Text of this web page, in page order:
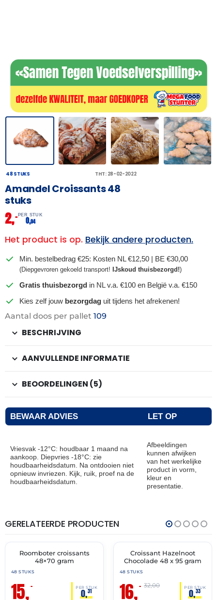
48 STUKS THT: 28-02-2022
Amandel Croissants 48
stuks
2,– PER STUK
0,04
Het product is op. Bekijk andere producten.
Min. bestelbedrag €25: Kosten NL €12,50 | BE €30,00
(Diepgevroren gekoeld transport! IJskoud thuisbezorgd!)
Gratis thuisbezorgd in NL v.a. €100 en België v.a. €150
Kies zelf jouw bezorgdag uit tijdens het afrekenen!
Aantal doos per pallet 109
BESCHRIJVING
AANVULLENDE INFORMATIE
BEOORDELINGEN (5)
BEWAAR ADVIES LET OP
Vriesvak -12°C: houdbaar 1 maand na
aankoop. Diepvries -18°C: zie
houdbaarheidsdatum. Na ontdooien niet
opnieuw invriezen. Kijk, ruik, proef na de
houdbaarheidsdatum.
Afbeeldingen
kunnen afwijken
van het werkelijke
product in vorm,
kleur en
presentatie.
GERELATEERDE PRODUCTEN
🔥 OP=OP
THT:
28-
Roomboter croissants
48×70 gram
48 STUKS
15,– PER STUK
0,31
🔥 OP=OP
Croissant Hazelnoot
Chocolade 48 x 95 gram
48 STUKS
16,– PER STUK
0,33
32,00